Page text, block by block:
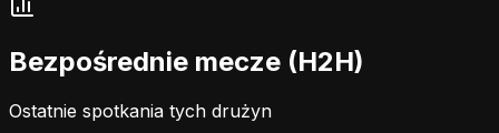
Bezpośrednie mecze (H2H)
Ostatnie spotkania tych drużyn